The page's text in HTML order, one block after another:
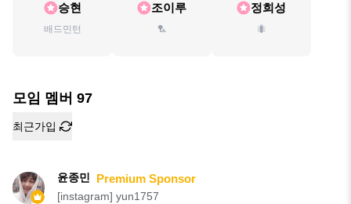
승현
배드민턴
조이루
🏸
정희성
🐜
모임 멤버 97
최근가입
윤종민 Premium Sponsor
[instagram] yun1757